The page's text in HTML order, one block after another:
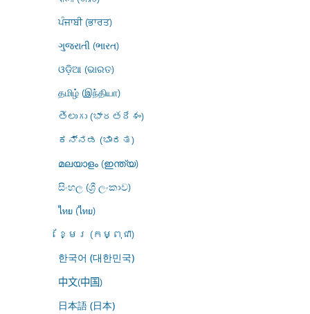
ਪੰਜਾਬੀ (ਭਾਰਤ)
ગુજરાતી (ભારત)
ଓଡ଼ିଆ (ଭାରତ)
தமிழ் (இந்தியா)
తెలుగు (భారతదేశం)
ಕನ್ನಡ (ಭಾರತ)
മലയാളം (ഇന്ത്യ)
සිංහල (ශ්‍රී ලංකාව)
ไทย (ไทย)
ខ្មែរ (កម្ពុជា)
한국어 (대한민국)
中文(中国)
日本語 (日本)